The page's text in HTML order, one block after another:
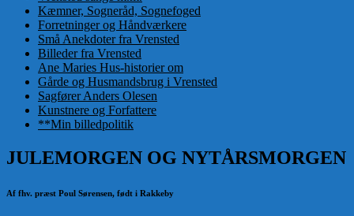
Kæmner, Sogneråd, Sognefoged
Forretninger og Håndværkere
Små Anekdoter fra Vrensted
Billeder fra Vrensted
Ane Maries Hus-historier om
Gårde og Husmandsbrug i Vrensted
Sagfører Anders Olesen
Kunstnere og Forfattere
**Min billedpolitik
JULEMORGEN OG NYTÅRSMORGEN
Af fhv. præst Poul Sørensen, født i Rakkeby